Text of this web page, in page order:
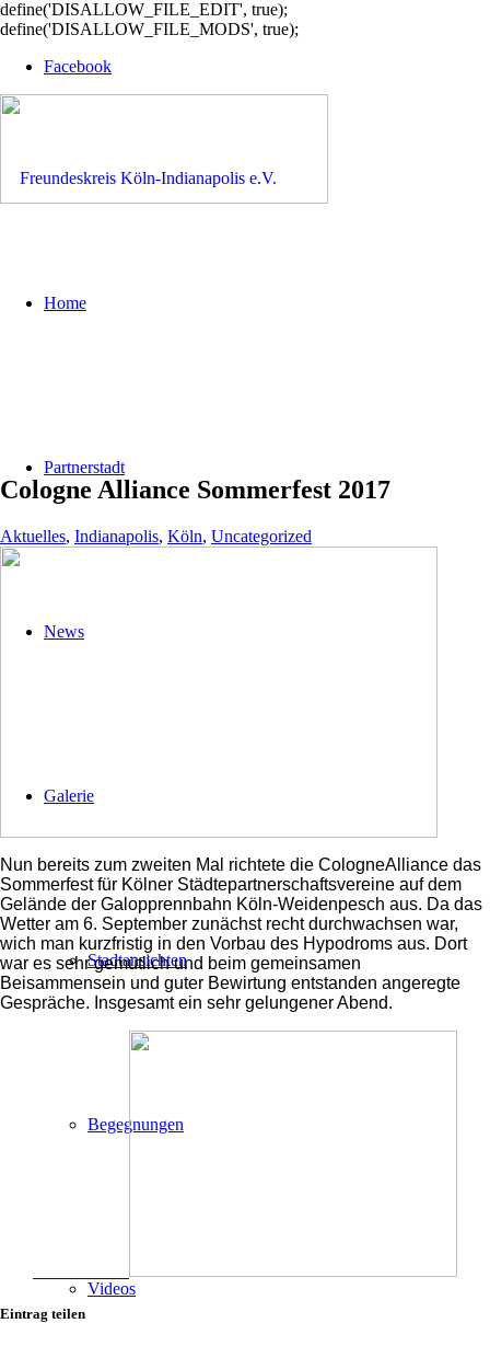
define('DISALLOW_FILE_EDIT', true);
define('DISALLOW_FILE_MODS', true);
Facebook
Home
Partnerstadt
News
Galerie
Stadtansichten
Begegnungen
Videos
Cologne Alliance Sommerfest 2017
Aktuelles, Indianapolis, Köln, Uncategorized
Nun bereits zum zweiten Mal richtete die CologneAlliance das
Sommerfest für Kölner Städtepartnerschaftsvereine auf dem
Gelände der Galopprennbahn Köln-Weidenpesch aus. Da das
Wetter am 6. September zunächst recht durchwachsen war,
wich man kurzfristig in den Vorbau des Hypodroms aus. Dort
war es sehr gemütlich und beim gemeinsamen
Beisammensein und guter Bewirtung entstanden angeregte
Gespräche. Insgesamt ein sehr gelungener Abend.
Eintrag teilen